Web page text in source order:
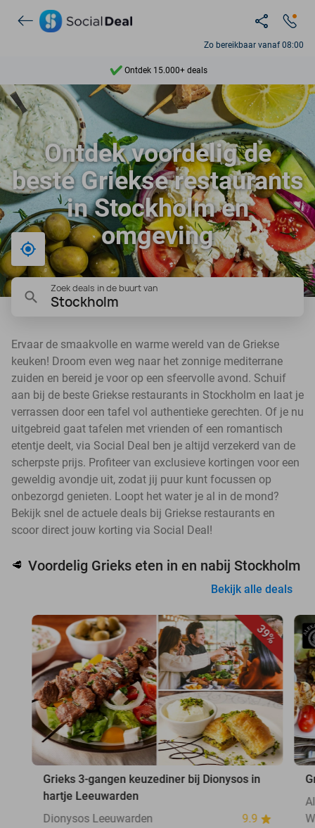
Zo bereikbaar vanaf 08:00
Ontdek 15.000+ deals
7 dagen per week beschikbaar
10+ miljoen leden
9,4
Ontdek 15.000+ deals
Ontdek voordelig de
beste Griekse restaurants
in Stockholm en
omgeving
Bij mij in de buurt
Zoek deals in de buurt van
Stockholm
Ervaar de smaakvolle en warme wereld van de Griekse
keuken! Droom even weg naar het zonnige mediterrane
zuiden en bereid je voor op een sfeervolle avond. Schuif
aan bij de beste Griekse restaurants in Stockholm en laat je
verrassen door een tafel vol authentieke gerechten. Of je nu
uitgebreid gaat tafelen met vrienden of een romantisch
etentje deelt, via Social Deal ben je altijd verzekerd van de
scherpste prijs. Profiteer van exclusieve kortingen voor een
geweldig avondje uit, zodat jij puur kunt focussen op
onbezorgd genieten. Loopt het water je al in de mond?
Bekijk snel de actuele deals bij Griekse restaurants en
scoor direct jouw korting via Social Deal!
🥩 Voordelig Grieks eten in en nabij Stockholm
Bekijk alle deals
39%
Grieks 3-gangen keuzediner bij Dionysos in
hartje Leeuwarden
Dionysos Leeuwarden
9.9